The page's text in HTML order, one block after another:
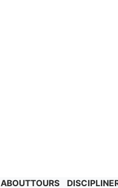
ABOUTTOURS DISCIPLINE